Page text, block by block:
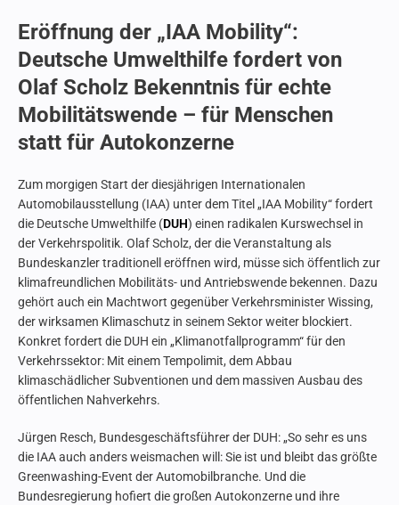
Eröffnung der „IAA Mobility“:
Deutsche Umwelthilfe fordert von
Olaf Scholz Bekenntnis für echte
Mobilitätswende – für Menschen
statt für Autokonzerne
Zum morgigen Start der diesjährigen Internationalen
Automobilausstellung (IAA) unter dem Titel „IAA Mobility“ fordert
die Deutsche Umwelthilfe (DUH) einen radikalen Kurswechsel in
der Verkehrspolitik. Olaf Scholz, der die Veranstaltung als
Bundeskanzler traditionell eröffnen wird, müsse sich öffentlich zur
klimafreundlichen Mobilitäts- und Antriebswende bekennen. Dazu
gehört auch ein Machtwort gegenüber Verkehrsminister Wissing,
der wirksamen Klimaschutz in seinem Sektor weiter blockiert.
Konkret fordert die DUH ein „Klimanotfallprogramm“ für den
Verkehrssektor: Mit einem Tempolimit, dem Abbau
klimaschädlicher Subventionen und dem massiven Ausbau des
öffentlichen Nahverkehrs.
Jürgen Resch, Bundesgeschäftsführer der DUH: „So sehr es uns
die IAA auch anders weismachen will: Sie ist und bleibt das größte
Greenwashing-Event der Automobilbranche. Und die
Bundesregierung hofiert die großen Autokonzerne und ihre